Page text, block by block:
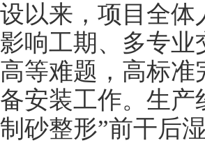
以来，项目全
响工期、多专
等难题，高标
安装工作。生
砂整形”前干后